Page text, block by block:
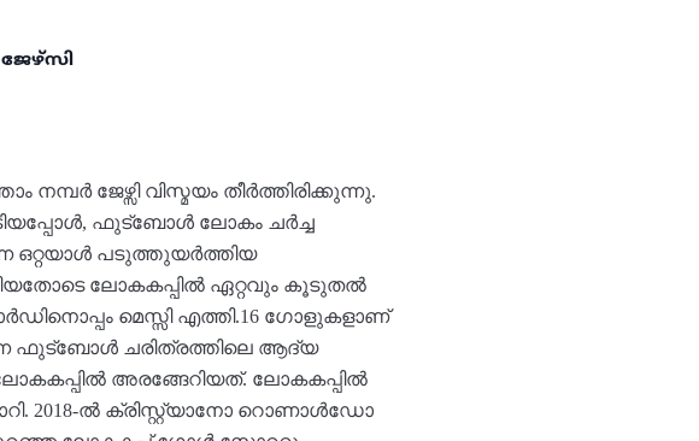
ജേഴ്സി വിസ്മ‌യം തീർത്തിരിക്കുന്നു.
ഫുട്ബോൾ ലോകം ചർച്ച
ഒറ്റയാൾ പടുത്തുയർത്തിയ
ലോകകപ്പിൽ ഏറ്റവും കൂടുതൽ
മെസ്സി എത്തി.16 ഗോളുകളാണ്
ഫുട്ബോൾ ചരിത്രത്തിലെ ആദ്യ
ലോകകപ്പിൽ അരങ്ങേറിയത്. ലോകകപ്പിൽ
2018-ൽ ക്രിസ്റ്റ്യാനോ റൊണാൾഡോ